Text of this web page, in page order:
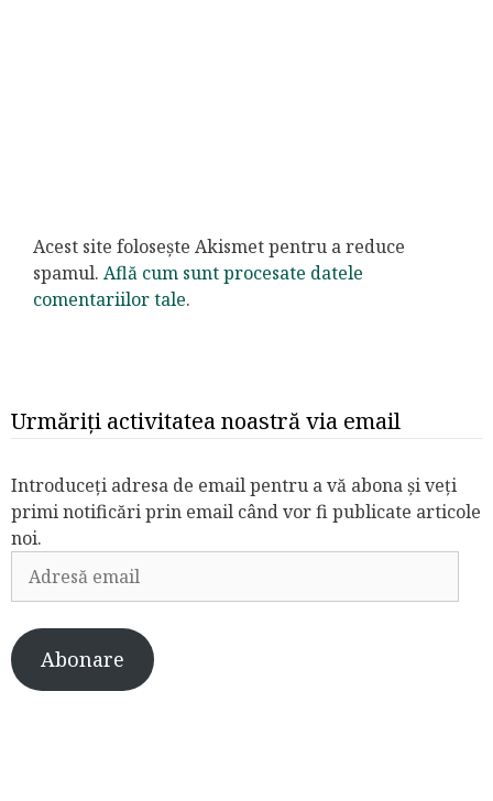
Acest site folosește Akismet pentru a reduce
spamul. Află cum sunt procesate datele
comentariilor tale.
Urmăriți activitatea noastră via email
Introduceți adresa de email pentru a vă abona și veți
primi notificări prin email când vor fi publicate articole
noi.
Adresă
email
Abonare